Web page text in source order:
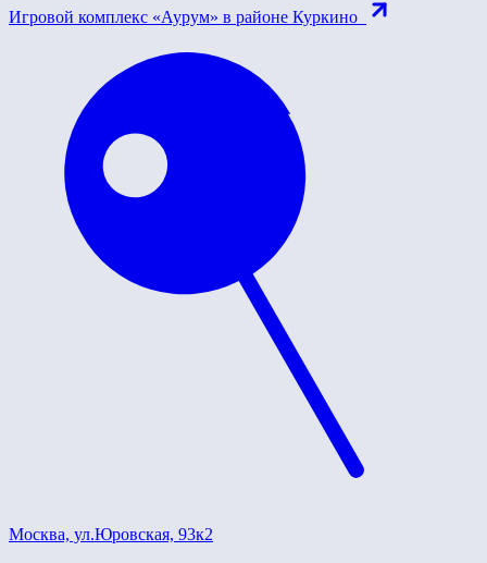
Игровой комплекс «Аурум» в районе Куркино
Москва, ул.Юровская, 93к2